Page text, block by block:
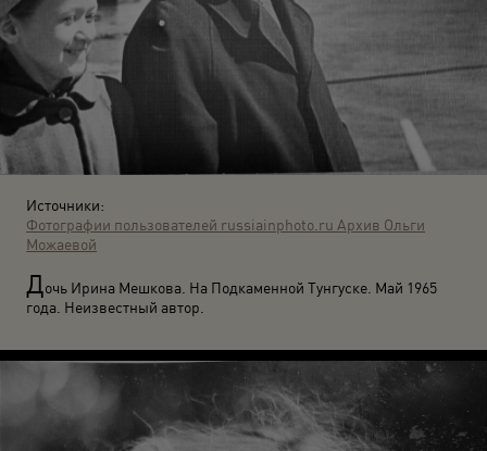
Источники:
Фотографии пользователей russiainphoto.ru Архив Ольги
Можаевой
Дочь Ирина Мешкова. На Подкаменной Тунгуске. Май 1965
года. Неизвестный автор.